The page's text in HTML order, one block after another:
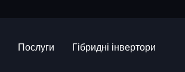
Послуги Гібридні інвертори